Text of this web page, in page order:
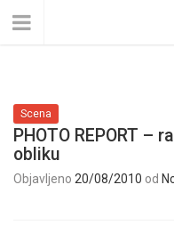
Scena
PHOTO REPORT –
obliku
Objavljeno 20/08/2010 od